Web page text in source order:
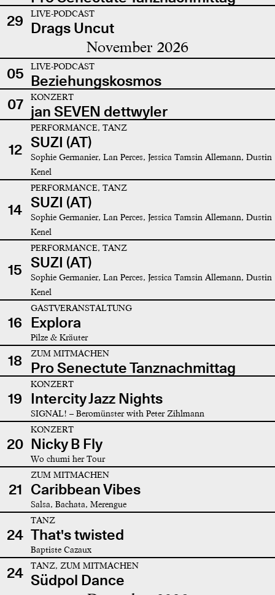
29
LIVE-PODCAST
Drags Uncut
November 2026
05 LIVE-PODCAST
Beziehungskosmos
07
KONZERT
jan SEVEN dettwyler
12
PERFORMANCE, TANZ
SUZI (AT)
Sophie Germanier, Lan Perces, Jessica Tamsin Allemann, Dustin
Kenel
14
PERFORMANCE, TANZ
SUZI (AT)
Sophie Germanier, Lan Perces, Jessica Tamsin Allemann, Dustin
Kenel
15
PERFORMANCE, TANZ
SUZI (AT)
Sophie Germanier, Lan Perces, Jessica Tamsin Allemann, Dustin
Kenel
16
GASTVERANSTALTUNG
Explora
Pilze & Kräuter
18 ZUM MITMACHEN
Pro Senectute Tanznachmittag
19
KONZERT
Intercity Jazz Nights
SIGNAL! – Beromünster with Peter Zihlmann
20
KONZERT
Nicky B Fly
Wo chumi her Tour
21
ZUM MITMACHEN
Caribbean Vibes
Salsa, Bachata, Merengue
24
TANZ
That's twisted
Baptiste Cazaux
24 TANZ, ZUM MITMACHEN
Südpol Dance